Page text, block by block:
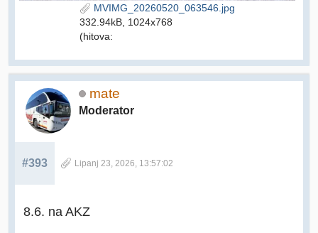
MVIMG_20260520_063546.jpg
332.94kB, 1024x768
(hitova:
mate
Moderator
#393 Lipanj 23, 2026, 13:57:02
8.6. na AKZ